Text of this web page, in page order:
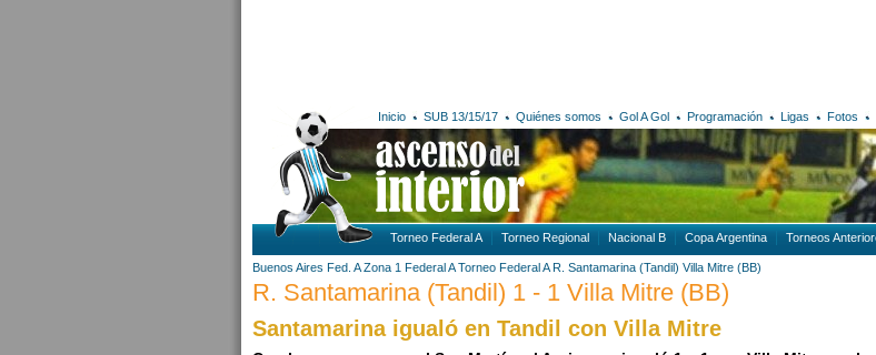
Inicio SUB 13/15/17 Quiénes somos Gol A Gol Programación Ligas Fotos
Torneo Federal A Torneo Regional Nacional B Copa Argentina Torneos
Buenos Aires Fed. A Zona 1 Federal A Torneo Federal A R. Santamarina (Tandil) Villa Mitre (BB)
R. Santamarina (Tandil) 1 - 1 Villa Mitre (BB)
Santamarina igualó en Tandil con Villa Mitre